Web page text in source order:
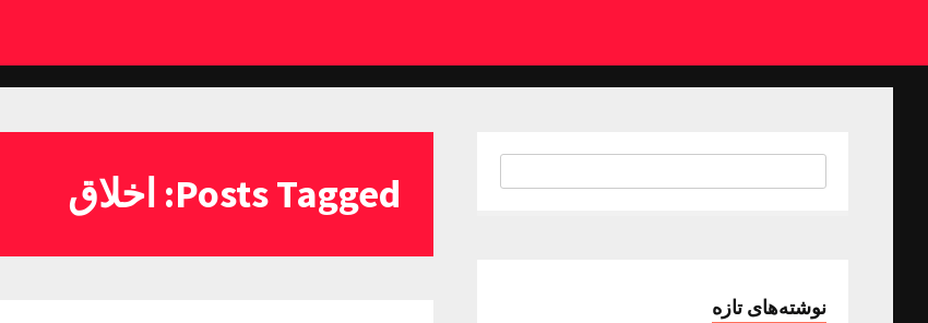
Posts Tagged: اخلاق
نوشته‌های تازه